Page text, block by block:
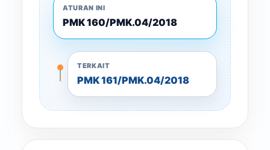
ATURAN INI
PMK 160/PMK.04/2018
TERKAIT
PMK 161/PMK.04/2018